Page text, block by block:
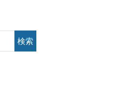
検索